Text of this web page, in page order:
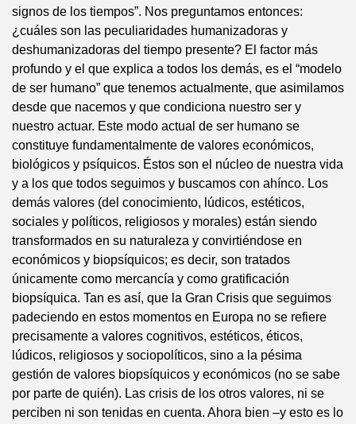
signos de los tiempos”. Nos preguntamos entonces:
¿cuáles son las peculiaridades humanizadoras y
deshumanizadoras del tiempo presente? El factor más
profundo y el que explica a todos los demás, es el “modelo
de ser humano” que tenemos actualmente, que asimilamos
desde que nacemos y que condiciona nuestro ser y
nuestro actuar. Este modo actual de ser humano se
constituye fundamentalmente de valores económicos,
biológicos y psíquicos. Éstos son el núcleo de nuestra vida
y a los que todos seguimos y buscamos con ahínco. Los
demás valores (del conocimiento, lúdicos, estéticos,
sociales y políticos, religiosos y morales) están siendo
transformados en su naturaleza y convirtiéndose en
económicos y biopsíquicos; es decir, son tratados
únicamente como mercancía y como gratificación
biopsíquica. Tan es así, que la Gran Crisis que seguimos
padeciendo en estos momentos en Europa no se refiere
precisamente a valores cognitivos, estéticos, éticos,
lúdicos, religiosos y sociopolíticos, sino a la pésima
gestión de valores biopsíquicos y económicos (no se sabe
por parte de quién). Las crisis de los otros valores, ni se
perciben ni son tenidas en cuenta. Ahora bien –y esto es lo